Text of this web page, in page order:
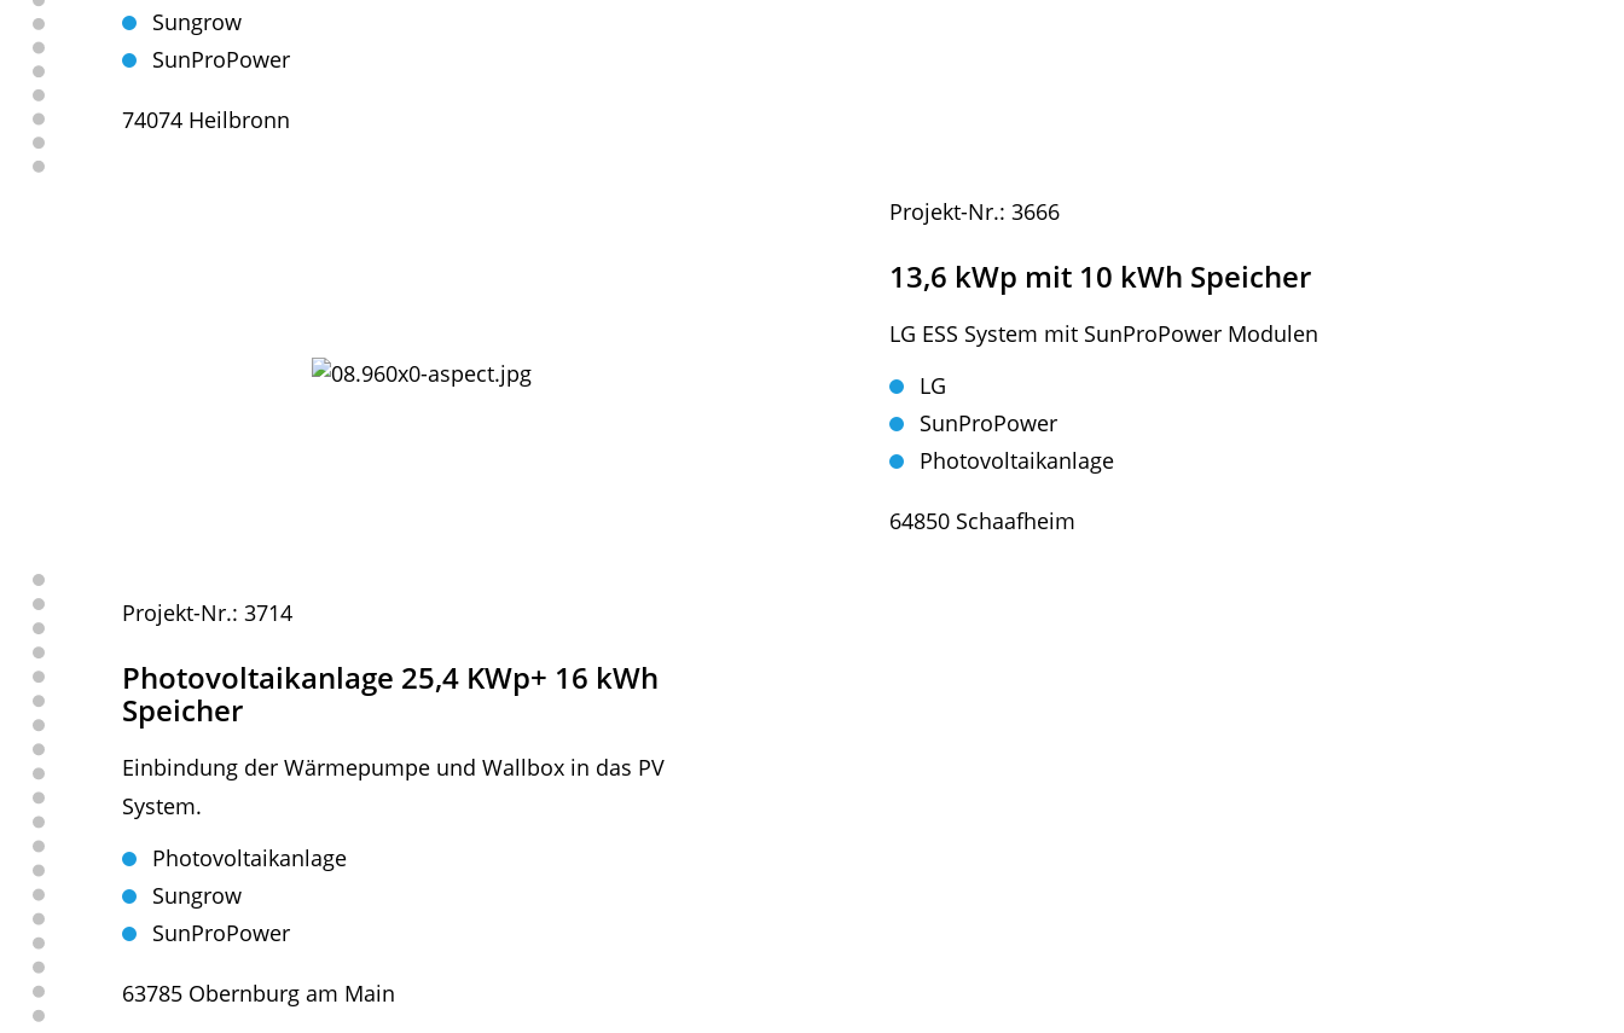
Sungrow
SunProPower
74074 Heilbronn
Projekt-Nr.: 3666
13,6 kWp mit 10 kWh Speicher
LG ESS System mit SunProPower Modulen
LG
SunProPower
Photovoltaikanlage
64850 Schaafheim
Projekt-Nr.: 3714
Photovoltaikanlage 25,4 KWp+ 16 kWh
Speicher
Einbindung der Wärmepumpe und Wallbox in das PV
System.
Photovoltaikanlage
Sungrow
SunProPower
63785 Obernburg am Main